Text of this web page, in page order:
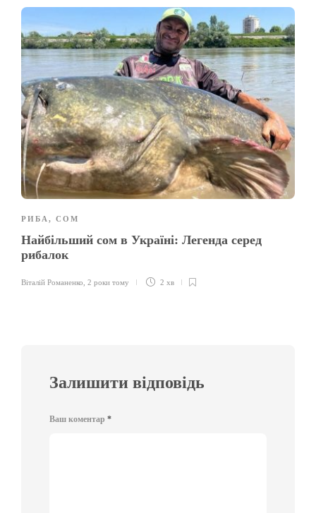
РИБА , СОМ
Найбільший сом в Україні: Легенда серед
рибалок
Віталій Романенко 2 роки тому 2 хв
Залишити відповідь
Ваш коментар *